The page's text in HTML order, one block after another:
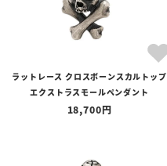
ラットレース クロスボーンスカルトップ
エクストラスモールペンダント
18,700